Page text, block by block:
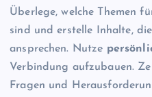
Überlege, welche Themen
sind und erstelle Inhalte,
ansprechen. Nutze
Verbindung aufzubauen.
Fragen und